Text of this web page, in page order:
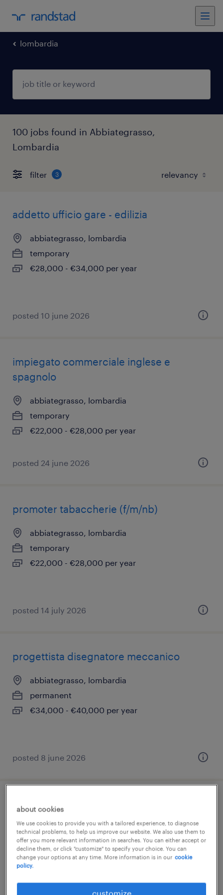
lombardia
100 jobs found in Abbiategrasso,
Lombardia
filter 3
addetto ufficio gare - edilizia
abbiategrasso, lombardia
temporary
€28,000 - €34,000 per year
posted 10 june 2026
impiegato commerciale inglese e
spagnolo
abbiategrasso, lombardia
temporary
€22,000 - €28,000 per year
posted 24 june 2026
promoter tabaccherie (f/m/nb)
abbiategrasso, lombardia
temporary
€22,000 - €28,000 per year
posted 14 july 2026
progettista disegnatore meccanico
abbiategrasso, lombardia
permanent
€34,000 - €40,000 per year
posted 8 june 2026
operaio addetto alla produzione
abbiategrasso, lombardia
temporary
€22,000 - €28,000 per year
about cookies
We use cookies to provide you with a tailored experience, to diagnose
technical problems, to help us improve our website. We also use them to
offer you more relevant information in searches. You can either accept or
decline them, or click "customize" to specify your choice. You can
change your options at any time. More information is in our cookie
policy.
customize